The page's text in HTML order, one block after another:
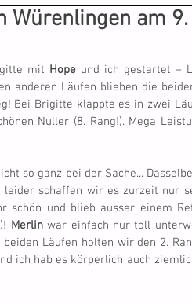
Würenlingen am
mit Hope und ich gestartet –
anderen Läufen blieben die
Bei Brigitte klappte es in zwei
Nuller (8. Rang!). Mega
so ganz bei der Sache...
leider schaffen wir es zurzeit nur
schön und blieb ausser einem
Merlin war einfach nur toll
Läufen holten wir den 2.
ich hab es körperlich auch